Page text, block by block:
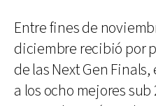
Entre fines de
diciembre recibió por
de las Next Gen
a los ocho mejores